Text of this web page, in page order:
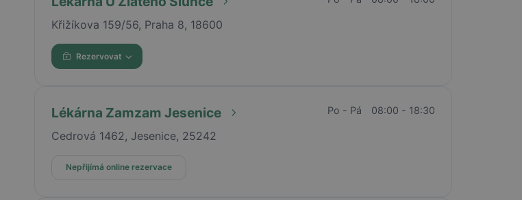
Křižíkova 159/56, Praha 8, 18600
Rezervovat
Lékárna Zamzam Jesenice
Cedrová 1462, Jesenice, 25242
Po - Pá 08:00 - 18:30
Nepřijímá online rezervace